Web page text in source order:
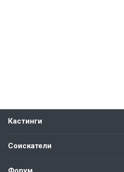
Кастинги
Соискатели